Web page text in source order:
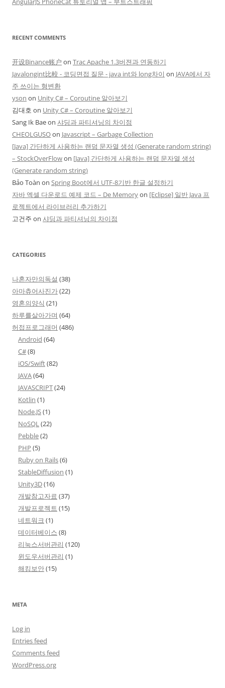
RECENT COMMENTS
开设Binance账户 on Trac Apache 1.3버젼과 연동하기
Javalongint比較 - 코딩면접 질문 - java int와 long차이 on JAVA에서 자
주 쓰이는 형변환
yson on Unity C# – Coroutine 알아보기
김대호 on Unity C# – Coroutine 알아보기
Sang Ik Baeon 샤딩과 파티셔닝의 차이점
CHEOLGUSOon Javascript – Garbage Collection
[Java] 간단하게 사용하는 랜덤 문자열 생성 (Generate random string)
– StockOverFlowon [Java] 간단하게 사용하는 랜덤 문자열 생성
(Generate random string)
Bảo Toàn on Spring Boot에서 UTF-8기반 한글 설정하기
자바 엑셀 다운로드 예제 코드 – De Memoryon [Eclipse] 일반 Java 프
로젝트에서 라이브러리 추가하기
고건주 on 샤딩과 파티셔닝의 차이점
CATEGORIES
나혼자만의독설 (38)
아마츄어사진가(22)
영혼의양식 (21)
하루를살아가며 (64)
허접프로그래머 (486)
Android (64)
C#(8)
iOS/Swift(82)
JAVA(64)
JAVASCRIPT(24)
Kotlin (1)
Node.JS(1)
NoSQL(22)
Pebble(2)
PHP (5)
Ruby on Rails(6)
StableDiffusion (1)
Unity3D(16)
개발참고자료 (37)
개발프로젝트 (15)
네트워크 (1)
데이터베이스 (8)
리눅스서버관리 (120)
윈도우서버관리 (1)
해킹보안(15)
META
Log in
Entries feed
Comments feed
WordPress.org